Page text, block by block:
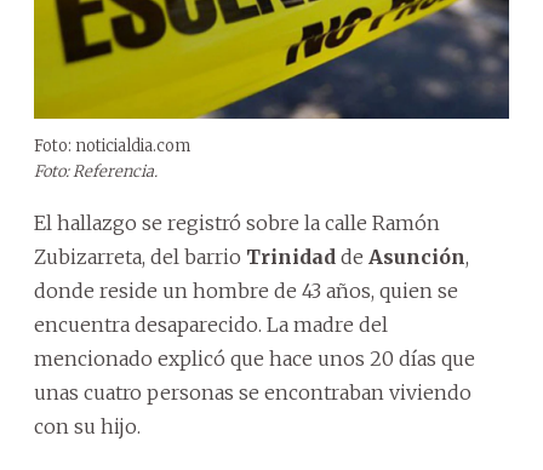
Foto: noticialdia.com
Foto: Referencia.
El hallazgo se registró sobre la calle Ramón
Zubizarreta, del barrio Trinidad de Asunción,
donde reside un hombre de 43 años, quien se
encuentra desaparecido. La madre del
mencionado explicó que hace unos 20 días que
unas cuatro personas se encontraban viviendo
con su hijo.